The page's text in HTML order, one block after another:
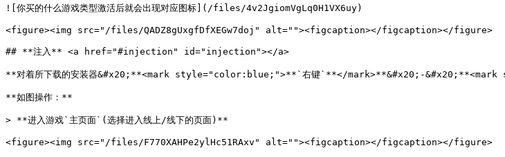
![你买的什么游戏类型激活后就会出现对应图标](/files/4v2JgiomVgLq0H1VX6uy)
<figure><img src="/files/QADZ8gUxgfDfXEGw7doj" alt=""><figcaption></figcaption></figure>
## **注入** <a href="#injection" id="injection"></a>
**对着所下载的安装器&#x20;**<mark style="color:blue;">**`右键`**</mark>**&#x20;-
**如图操作：**
> **进入游戏`主页面`(选择进入线上/线下的页面)**
<figure><img src="/files/F770XAHPe2ylHc51RAxv" alt=""><figcaption></figcaption></figure>